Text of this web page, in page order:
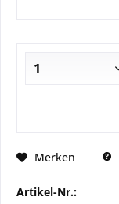
Merken
Artikel-Nr.: